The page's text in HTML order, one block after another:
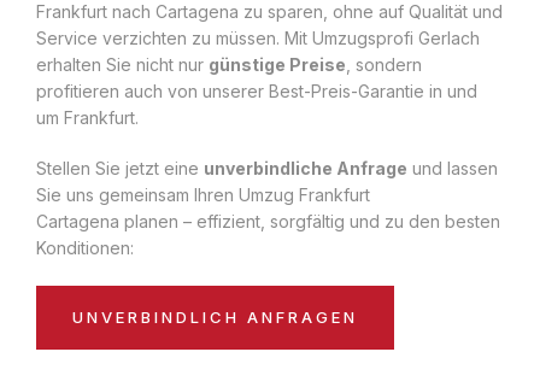
Frankfurt nach Cartagena zu sparen, ohne auf Qualität und
Service verzichten zu müssen. Mit Umzugsprofi Gerlach
erhalten Sie nicht nur günstige Preise , sondern
profitieren auch von unserer Best-Preis-Garantie in und
um Frankfurt.
Stellen Sie jetzt eine unverbindliche Anfrage und lassen
Sie uns gemeinsam Ihren Umzug Frankfurt
Cartagena planen – effizient, sorgfältig und zu den besten
Konditionen:
UNVERBINDLICH ANFRAGEN